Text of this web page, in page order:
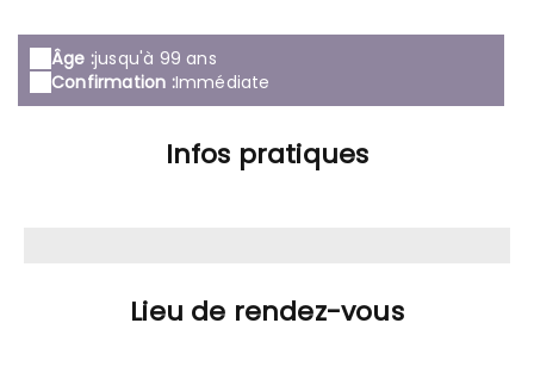
Âge :jusqu'à 99 ans
Confirmation :Immédiate
Infos pratiques
Lieu de rendez-vous